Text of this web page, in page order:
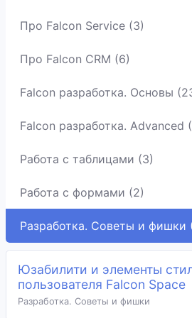
Про Falcon Service (3)
Про Falcon CRM (6)
Falcon разработка. Основы
Falcon разработка. Advanced
Работа с таблицами (3)
Работа с формами (2)
Разработка. Советы и фишки
Юзабилити и элементы
пользователя Falcon Space
Разработка. Советы и фишки